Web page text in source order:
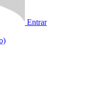
Entrar